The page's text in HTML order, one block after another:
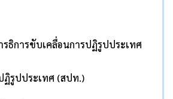
ธิการขับเคลื่อนการปฏิรูปประเทศ
ฏิรูปประเทศ (สปท.)